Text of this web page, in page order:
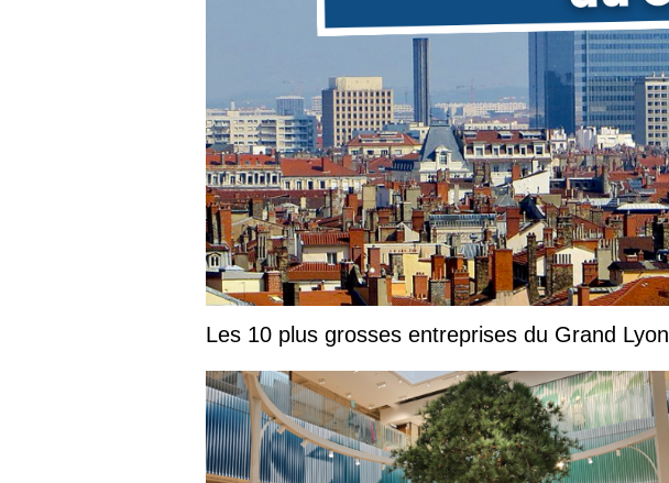
Les 10 plus grosses entreprises du Grand Lyon